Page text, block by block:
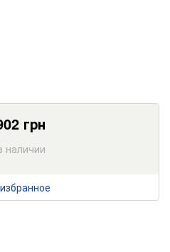
грн
наличии